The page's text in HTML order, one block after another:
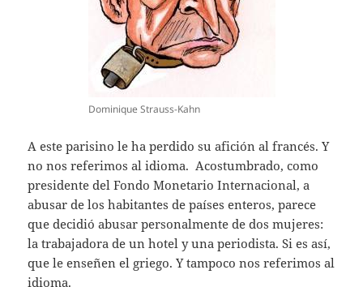
Dominique Strauss-Kahn
A este parisino le ha perdido su afición al francés. Y
no nos referimos al idioma. Acostumbrado, como
presidente del Fondo Monetario Internacional, a
abusar de los habitantes de países enteros, parece
que decidió abusar personalmente de dos mujeres:
la trabajadora de un hotel y una periodista. Si es así,
que le enseñen el griego. Y tampoco nos referimos al
idioma.